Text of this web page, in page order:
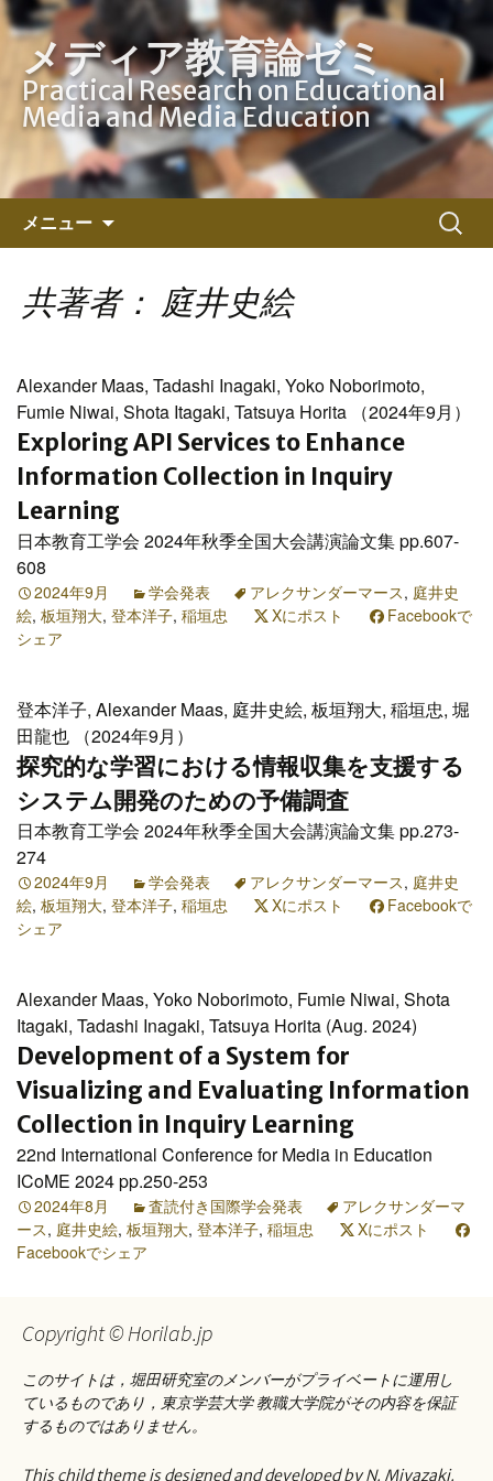
メディア教育論ゼミ
Practical Research on Educational
Media and Media Education
メニュー
ン
ツ
キ
ッ
プ
検
索:
共著者： 庭井史絵
Alexander Maas, Tadashi Inagaki, Yoko Noborimoto,
Fumie Niwai, Shota Itagaki, Tatsuya Horita （2024年9月）
Exploring API Services to Enhance
Information Collection in Inquiry
Learning
日本教育工学会 2024年秋季全国大会講演論文集 pp.607-
608
2024年9月 学会発表 アレクサンダーマース, 庭井史
絵, 板垣翔大, 登本洋子, 稲垣忠 Xにポスト
Facebookで
シェア
登本洋子, Alexander Maas, 庭井史絵, 板垣翔大, 稲垣忠, 堀
田龍也 （2024年9月）
探究的な学習における情報収集を支援する
システム開発のための予備調査
日本教育工学会 2024年秋季全国大会講演論文集 pp.273-
274
2024年9月 学会発表 アレクサンダーマース, 庭井史
絵, 板垣翔大, 登本洋子, 稲垣忠 Xにポスト
Facebookで
シェア
Alexander Maas, Yoko Noborimoto, Fumie Niwai, Shota
Itagaki, Tadashi Inagaki, Tatsuya Horita (Aug. 2024)
Development of a System for
Visualizing and Evaluating Information
Collection in Inquiry Learning
22nd International Conference for Media in Education
ICoME 2024 pp.250-253
2024年8月 査読付き国際学会発表
アレクサンダーマ
ース, 庭井史絵, 板垣翔大, 登本洋子, 稲垣忠
Xにポスト
Facebookでシェア
Copyright © Horilab.jp
このサイトは，堀田研究室のメンバーがプライベートに運用し
ているものであり，東京学芸大学 教職大学院がその内容を保証
するものではありません。
This child theme is designed and developed by N. Miyazaki.